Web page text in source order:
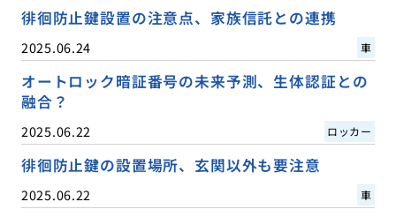
徘徊防止鍵設置の注意点、家族信託との連携
2025.06.24 車
オートロック暗証番号の未来予測、生体認証との
融合？
2025.06.22 ロッカー
徘徊防止鍵の設置場所、玄関以外も要注意
2025.06.22 車